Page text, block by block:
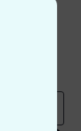
mit
Insights